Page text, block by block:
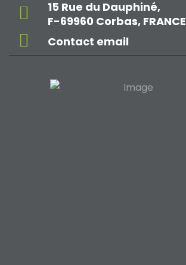
15 Rue du Dauphiné,
F-69960 Corbas, FRANCE
Contact email